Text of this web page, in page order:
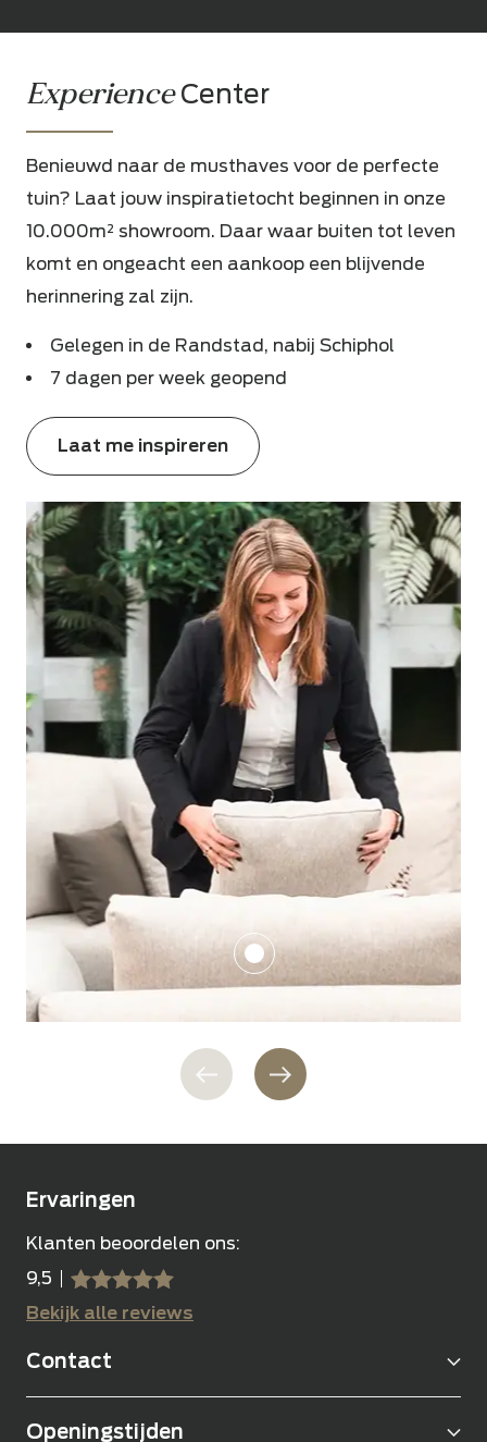
ExperienceCenter
Benieuwd naar de musthaves voor de perfecte
tuin? Laat jouw inspiratietocht beginnen in onze
10.000m² showroom. Daar waar buiten tot leven
komt en ongeacht een aankoop een blijvende
herinnering zal zijn.
Gelegen in de Randstad, nabij Schiphol
7 dagen per week geopend
Laat me inspireren
Ervaringen
Klanten beoordelen ons:
9,5
sssss
SSSSS
Bekijk alle reviews
Contact
Openingstijden